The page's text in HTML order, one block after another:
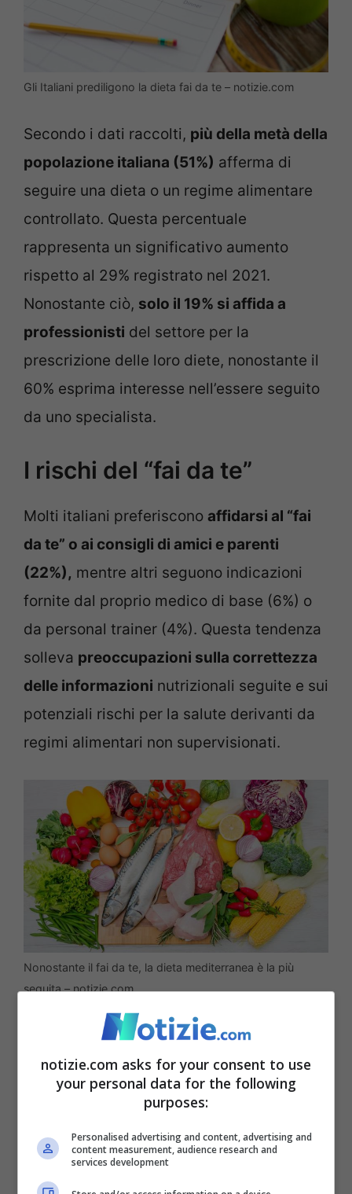
Gli Italiani prediligono la dieta fai da te – notizie.com
Secondo i dati raccolti, più della metà della
popolazione italiana (51%) afferma di
seguire una dieta o un regime alimentare
controllato. Questa percentuale
rappresenta un significativo aumento
rispetto al 29% registrato nel 2021.
Nonostante ciò, solo il 19% si affida a
professionisti del settore per la
prescrizione delle loro diete, nonostante il
60% esprima interesse nell’essere seguito
da uno specialista.
I rischi del “fai da te”
Molti italiani preferiscono affidarsi al “fai
da te” o ai consigli di amici e parenti
(22%), mentre altri seguono indicazioni
fornite dal proprio medico di base (6%) o
da personal trainer (4%). Questa tendenza
solleva preoccupazioni sulla correttezza
delle informazioni nutrizionali seguite e sui
potenziali rischi per la salute derivanti da
regimi alimentari non supervisionati.
Nonostante il fai da te, la dieta mediterranea è la più
seguita – notizie.com
Le ragioni principali che spingono gli
italiani a modificare le proprie abitudini
alimentari includono il desiderio di sentirsi
aspetto fisico (46%), oltre alla volontà di
notizie.com asks for your consent to use
your personal data for the following
purposes:
Personalised advertising and content, advertising and
content measurement, audience research and
services development